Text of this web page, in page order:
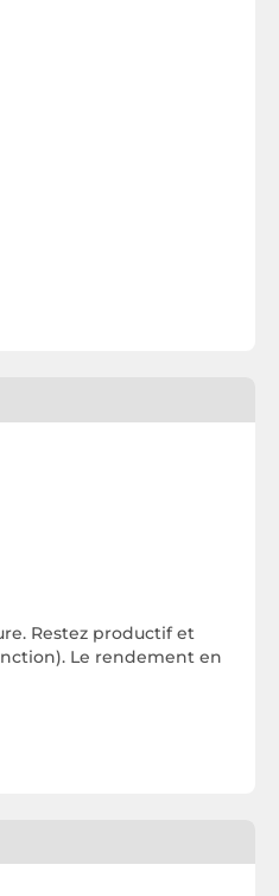
Restez productif et
Le rendement en